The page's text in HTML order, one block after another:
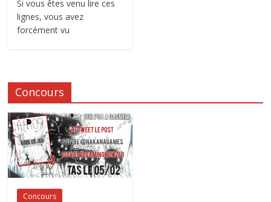
Si vous êtes venu lire ces
lignes, vous avez
forcément vu
Concours
Concours